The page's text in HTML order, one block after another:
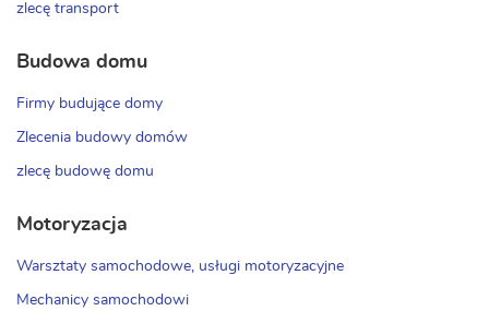
zlecę transport
Budowa domu
Firmy budujące domy
Zlecenia budowy domów
zlecę budowę domu
Motoryzacja
Warsztaty samochodowe, usługi motoryzacyjne
Mechanicy samochodowi